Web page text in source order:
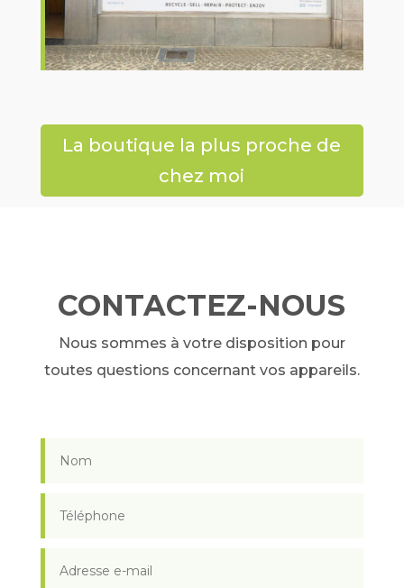
La boutique la plus proche de
chez moi
CONTACTEZ-NOUS
Nous sommes à votre disposition pour
toutes questions concernant vos appareils.